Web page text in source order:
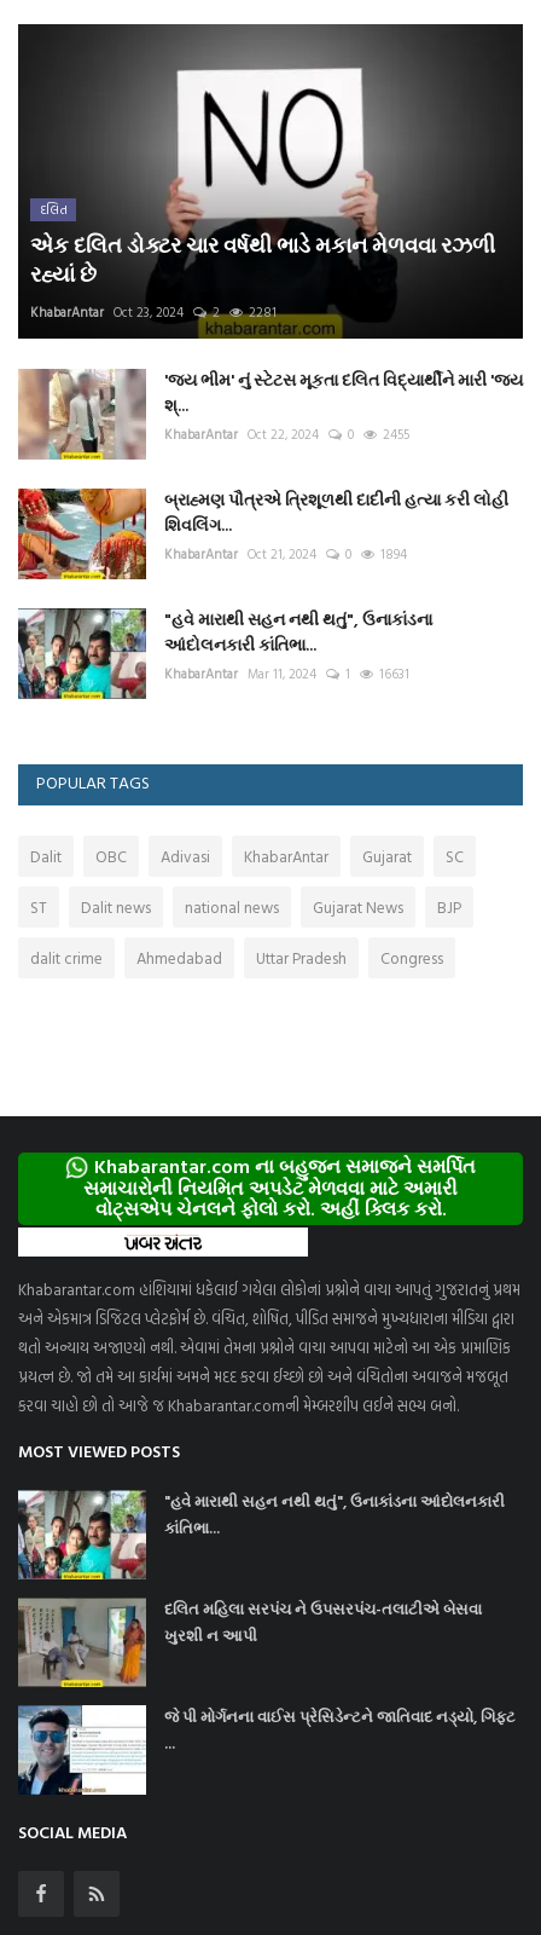
દલિત
એક દલિત ડોક્ટર ચાર વર્ષથી ભાડે મકાન મેળવવા રઝળી
રહ્યાં છે
KhabarAntar Oct 23, 2024 2 2281
'જય ભીમ' નું સ્ટેટસ મૂકતા દલિત વિદ્યાર્થીને મારી 'જય
શ્...
KhabarAntar Oct 22, 2024 0 2455
બ્રાહ્મણ પૌત્રએ ત્રિશૂળથી દાદીની હત્યા કરી લોહી
શિવલિંગ...
KhabarAntar Oct 21, 2024 0 1894
"હવે મારાથી સહન નથી થતું", ઉનાકાંડના
આંદોલનકારી કાંતિભા...
KhabarAntar Mar 11, 2024 1 16631
POPULAR TAGS
Dalit OBC Adivasi KhabarAntar Gujarat SC
ST Dalit news national news Gujarat News BJP
dalit crime Ahmedabad Uttar Pradesh Congress
Khabarantar.com ના બહુજન સમાજને સમર્પિત
સમાચારોની નિયમિત અપડેટ મેળવવા માટે અમારી
વોટ્સએપ ચેનલને ફોલો કરો. અહીં ક્લિક કરો.
Khabarantar.com હાંશિયામાં ધકેલાઈ ગયેલા લોકોનાં પ્રશ્નોને વાચા આપતું ગુજરાતનું પ્રથમ
અને એકમાત્ર ડિજિટલ પ્લેટફોર્મ છે. વંચિત, શોષિત, પીડિત સમાજને મુખ્યધારાના મીડિયા દ્વારા
થતો અન્યાય અજાણ્યો નથી. એવામાં તેમના પ્રશ્નોને વાચા આપવા માટેનો આ એક પ્રામાણિક
પ્રયત્ન છે. જો તમે આ કાર્યમાં અમને મદદ કરવા ઈચ્છો છો અને વંચિતોના અવાજને મજબૂત
કરવા ચાહો છો તો આજે જ Khabarantar.comની મેમ્બરશીપ લઈને સભ્ય બનો.
MOST VIEWED POSTS
"હવે મારાથી સહન નથી થતું", ઉનાકાંડના આંદોલનકારી
કાંતિભા...
દલિત મહિલા સરપંચ ને ઉપસરપંચ-તલાટીએ બેસવા
ખુરશી ન આપી
જે પી મોર્ગનના વાઈસ પ્રેસિડેન્ટને જાતિવાદ નડ્યો, ગિફ્ટ
...
SOCIAL MEDIA